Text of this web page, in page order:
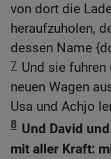
von dort die
heraufzuholen,
dessen Name
7 Und sie
neuen Wagen
Usa und Achjo
8 Und David
mit aller Kraft: